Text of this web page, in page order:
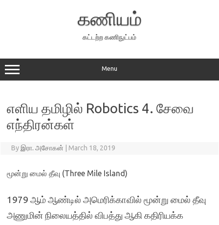
கணியம்
கட்டற்ற கணிநுட்பம்
Menu
எளிய தமிழில் Robotics 4. சேவை
எந்திரன்கள்
By இரா. அசோகன் March 18, 2019
மூன்று மைல் தீவு (Three Mile Island)
1979 ஆம் ஆண்டில் அமெரிக்காவில் மூன்று மைல் தீவு
அணுமின் நிலையத்தில் விபத்து ஆகி கதிரியக்க